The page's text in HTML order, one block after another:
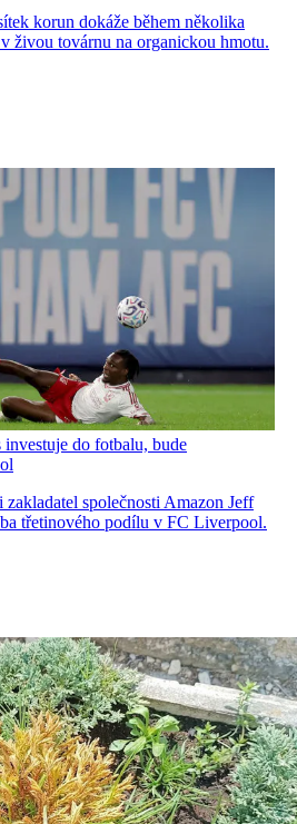
korun dokáže během několika
živou továrnu na organickou hmotu.
do fotbalu, bude
společnosti Amazon Jeff
třetinového podílu v FC Liverpool.